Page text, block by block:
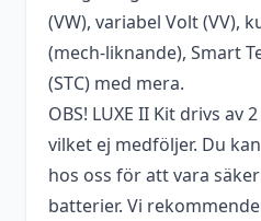
(VW), variabel Volt (VV),
(mech-liknande), Smart
(STC) med mera.
OBS! LUXE II Kit drivs av
vilket ej medföljer. Du
hos oss för att vara
batterier. Vi
Anslutning (Drip
tip)
Tjocklek (Djup)